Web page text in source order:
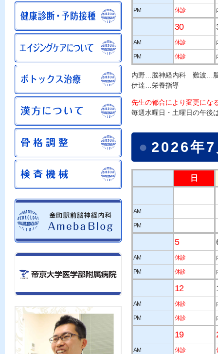
PM 休診
30
AM 休診
PM 休診
内野…脳神経内科 難波…
伊達…栄養指導
先生の都合により変更にな
毎週水曜日・土曜日の午後
● 2026年
日
AM
PM
5
AM 休診
PM 休診
12
AM 休診
PM 休診
19
AM 休診